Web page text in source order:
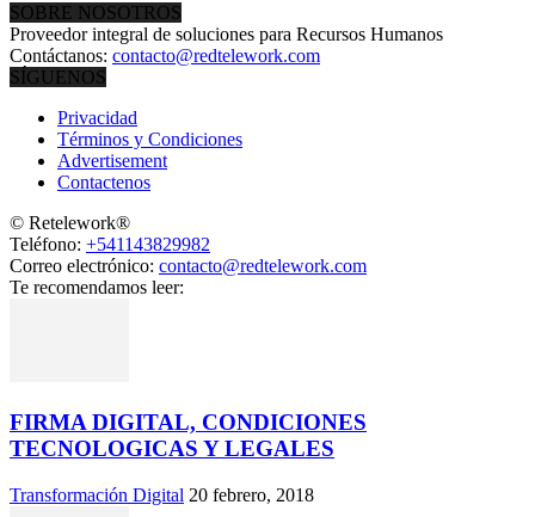
SOBRE NOSOTROS
Proveedor integral de soluciones para Recursos Humanos
Contáctanos: contacto@redtelework.com
SÍGUENOS
Privacidad
Términos y Condiciones
Advertisement
Contactenos
© Retelework®
Teléfono: +541143829982
Correo electrónico: contacto@redtelework.com
Te recomendamos leer:
FIRMA DIGITAL, CONDICIONES
TECNOLOGICAS Y LEGALES
Transformación Digital 20 febrero, 2018